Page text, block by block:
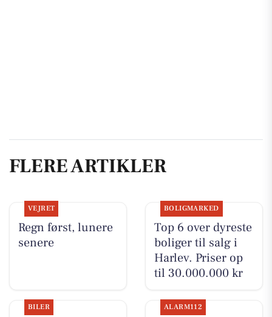
FLERE ARTIKLER
VEJRET
Regn først, lunere
senere
BOLIGMARKED
Top 6 over dyreste
boliger til salg i
Harlev. Priser op
til 30.000.000 kr
BILER ALARM112